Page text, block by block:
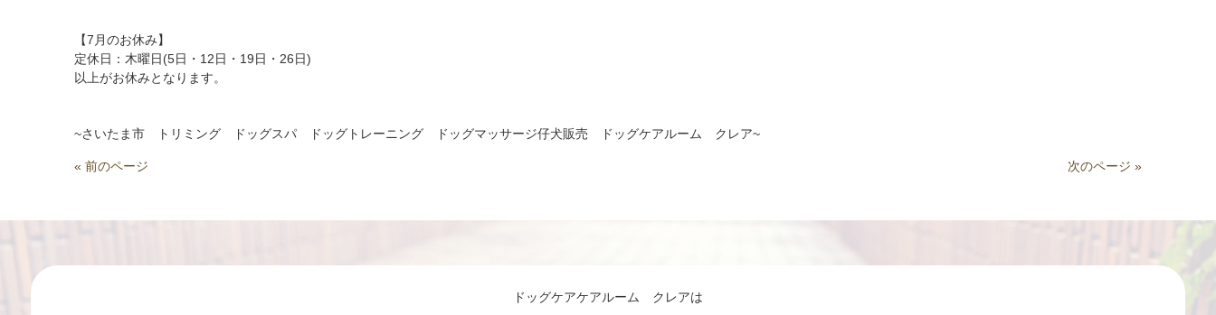
【7月のお休み】
定休日：木曜日(5日・12日・19日・26日)
以上がお休みとなります。
~さいたま市 トリミング ドッグスパ ドッグトレーニング ドッグマッサージ仔犬販売 ドッグケアルーム クレア~
« 前のページ 次のページ »
ドッグケアケアルーム クレアは